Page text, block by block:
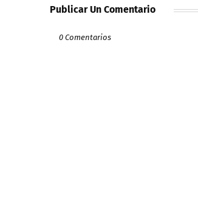
Publicar Un Comentario
0 Comentarios